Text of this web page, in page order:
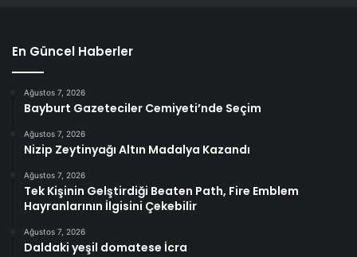
En Güncel Haberler
Ağustos 7, 2026
Bayburt Gazeteciler Cemiyeti’nde Seçim
Ağustos 7, 2026
Nizip Zeytinyağı Altın Madalya Kazandı
Ağustos 7, 2026
Tek Kişinin Gelştirdiği Beaten Path, Fire Emblem
Hayranlarının İlgisini Çekebilir
Ağustos 7, 2026
Daldaki yeşil domatese İcra